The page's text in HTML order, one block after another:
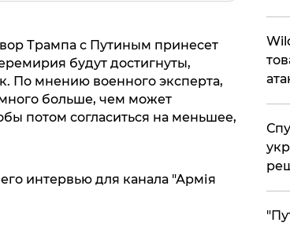
Трампа с Путиным принесет
будут достигнуты,
По мнению военного эксперта,
больше, чем может
потом согласиться на меньшее,
интервью для канала "Армія